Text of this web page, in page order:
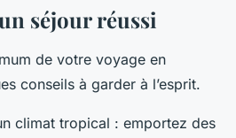
séjour réussi
de votre voyage en
conseils à garder à l’esprit.
climat tropical : emportez des